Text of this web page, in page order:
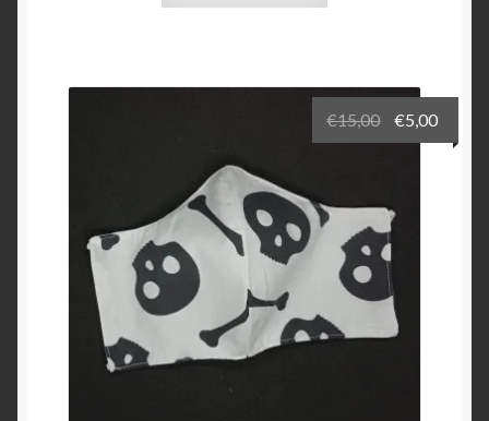
€15,00
prijs
€5,00
prijs